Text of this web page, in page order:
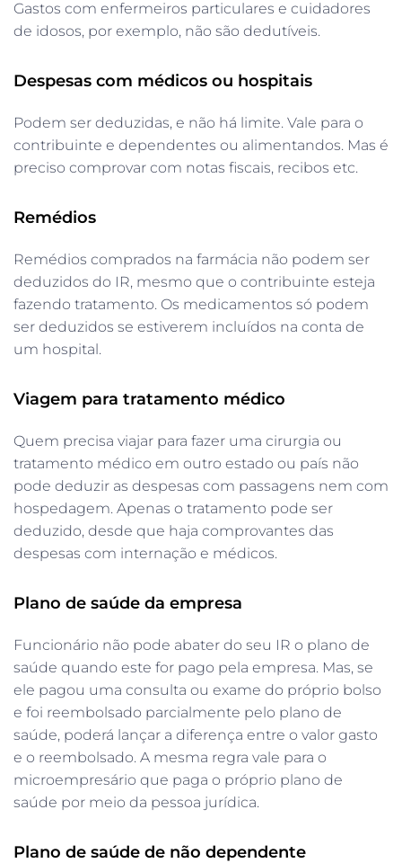
Gastos com enfermeiros particulares e cuidadores
de idosos, por exemplo, não são dedutíveis.
Despesas com médicos ou hospitais
Podem ser deduzidas, e não há limite. Vale para o
contribuinte e dependentes ou alimentandos. Mas é
preciso comprovar com notas fiscais, recibos etc.
Remédios
Remédios comprados na farmácia não podem ser
deduzidos do IR, mesmo que o contribuinte esteja
fazendo tratamento. Os medicamentos só podem
ser deduzidos se estiverem incluídos na conta de
um hospital.
Viagem para tratamento médico
Quem precisa viajar para fazer uma cirurgia ou
tratamento médico em outro estado ou país não
pode deduzir as despesas com passagens nem com
hospedagem. Apenas o tratamento pode ser
deduzido, desde que haja comprovantes das
despesas com internação e médicos.
Plano de saúde da empresa
Funcionário não pode abater do seu IR o plano de
saúde quando este for pago pela empresa. Mas, se
ele pagou uma consulta ou exame do próprio bolso
e foi reembolsado parcialmente pelo plano de
saúde, poderá lançar a diferença entre o valor gasto
e o reembolsado. A mesma regra vale para o
microempresário que paga o próprio plano de
saúde por meio da pessoa jurídica.
Plano de saúde de não dependente